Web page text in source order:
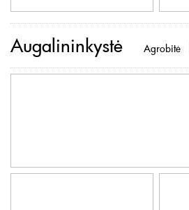
Augalininkystė Agrobitė